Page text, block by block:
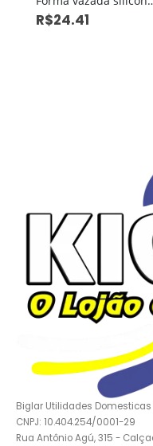
R$24.41
Biglar Utilidades Domesticas
CNPJ: 10.404.254/0001-29
Rua Antônio Agú, 315 -